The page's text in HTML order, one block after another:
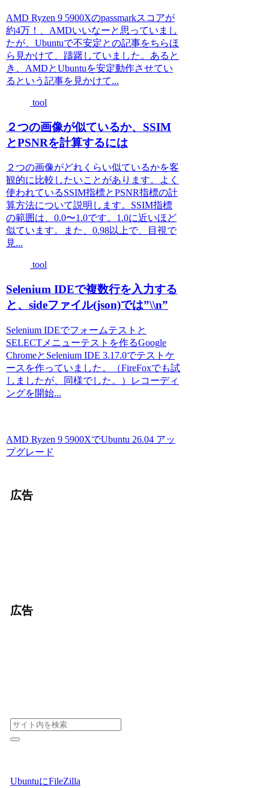
AMD Ryzen 9 5900Xのpassmarkスコアが
約4万！、AMDいいなーと思っていまし
たが、Ubuntuで不安定との記事をちらほ
ら見かけて、躊躇していました。あると
き、AMDとUbuntuを安定動作させてい
るという記事を見かけて...
tool
２つの画像が似ているか、SSIM
とPSNRを計算するには
２つの画像がどれくらい似ているかを客
観的に比較したいことがあります。よく
使われているSSIM指標とPSNR指標の計
算方法について説明します。SSIM指標
の範囲は、0.0〜1.0です。1.0に近いほど
似ています。また、0.98以上で、目視で
見...
tool
Selenium IDEで複数行を入力する
と、sideファイル(json)では”\\n”
Selenium IDEでフォームテストと
SELECTメニューテストを作るGoogle
ChromeとSelenium IDE 3.17.0でテストケ
ースを作っていました。（FireFoxでも試
しましたが、同様でした。）レコーディ
ングを開始...
AMD Ryzen 9 5900XでUbuntu 26.04 アッ
プグレード
広告
広告
UbuntuにFileZilla